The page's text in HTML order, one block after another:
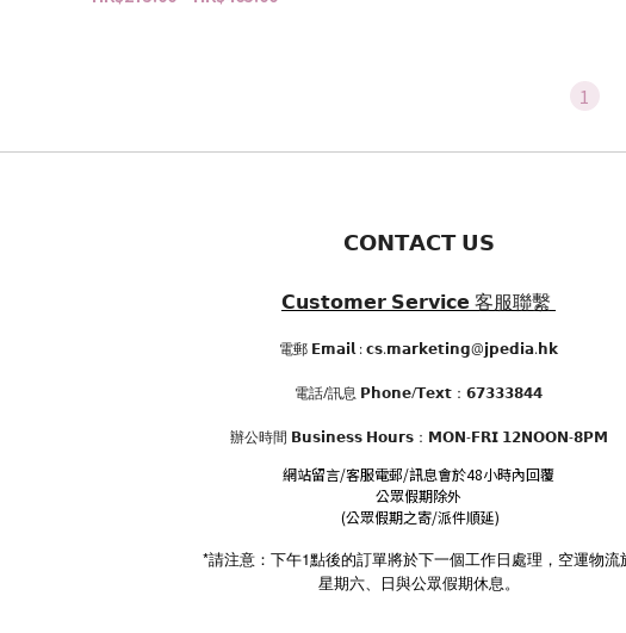
1
𝗖𝗢𝗡𝗧𝗔𝗖𝗧 𝗨𝗦
𝗖𝘂𝘀𝘁𝗼𝗺𝗲𝗿 𝗦𝗲𝗿𝘃𝗶𝗰𝗲 客服聯繫
電郵 𝗘𝗺𝗮𝗶𝗹 : 𝗰𝘀.𝗺𝗮𝗿𝗸𝗲𝘁𝗶𝗻𝗴@𝗷𝗽𝗲𝗱𝗶𝗮.𝗵𝗸
電話/訊息 𝗣𝗵𝗼𝗻𝗲/𝗧𝗲𝘅𝘁：𝟲𝟳𝟯𝟯𝟯𝟴𝟰𝟰
辦公時間 𝗕𝘂𝘀𝗶𝗻𝗲𝘀𝘀 𝗛𝗼𝘂𝗿𝘀：𝗠𝗢𝗡-𝗙𝗥𝗜 𝟭𝟮𝗡𝗢𝗢𝗡-𝟴𝗣𝗠
網站留言/客服電郵/訊息會於48小時內回覆
公眾假期除外
(公眾假期之寄/派件順延)
*請注意：下午1點後的訂單將於下一個工作日處理，空運物流
星期六、日與公眾假期休息。